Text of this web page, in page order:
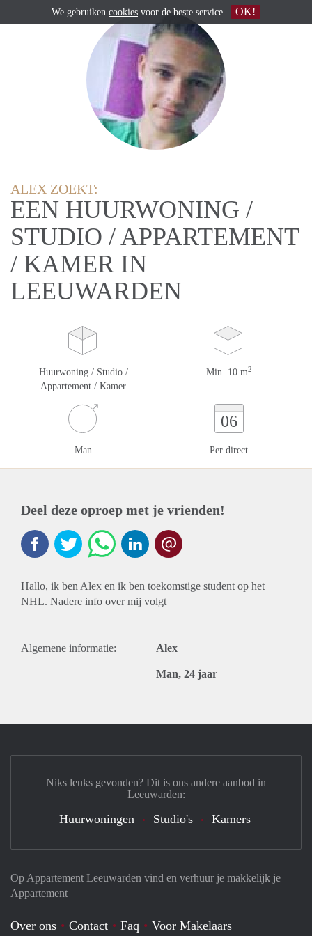
ALEX ZOEKT:
EEN HUURWONING /
STUDIO / APPARTEMENT
/ KAMER IN
LEEUWARDEN
Huurwoning / Studio /
Appartement / Kamer
Min. 10 m2
Man
06
Per direct
Deel deze oproep met je vrienden!
Hallo, ik ben Alex en ik ben toekomstige student op het
NHL. Nadere info over mij volgt
Algemene informatie: Alex
Man, 24 jaar
Op Appartement Leeuwarden vind en verhuur je makkelijk je
Appartement
Over ons Contact Faq Voor Makelaars
Niks leuks gevonden? Dit is ons andere aanbod in
Leeuwarden:
Huurwoningen Studio's Kamers
We gebruiken cookies voor de beste service OK!